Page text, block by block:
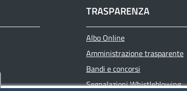
TRASPARENZA
Albo Online
Amministrazione trasparente
Bandi e concorsi
Segnalazioni Whistleblowing